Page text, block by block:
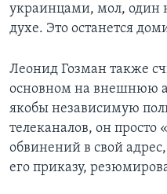
украинцами, мол, один
духе. Это останется
Леонид Гозман также
основном на внешнюю
якобы независимую
телеканалов, он просто
обвинений в свой
его приказу,